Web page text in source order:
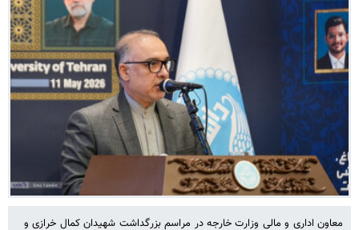
معاون اداری و مالی وزارت خارجه در مراسم بزرگداشت شهیدان کمال خرازی و